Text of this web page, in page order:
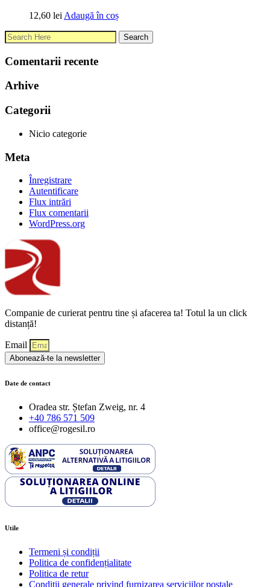
12,60 lei Adaugă în coș
Comentarii recente
Arhive
Categorii
Nicio categorie
Meta
Înregistrare
Autentificare
Flux intrări
Flux comentarii
WordPress.org
Companie de curierat pentru tine și afacerea ta! Totul la un click
distanță!
Email
Abonează-te la newsletter
Date de contact
Oradea str. Ștefan Zweig, nr. 4
+40 786 571 509
office@rogesil.ro
Utile
Termeni și condiții
Politica de confidențialitate
Politica de retur
Condiţii generale privind furnizarea serviciilor poştale